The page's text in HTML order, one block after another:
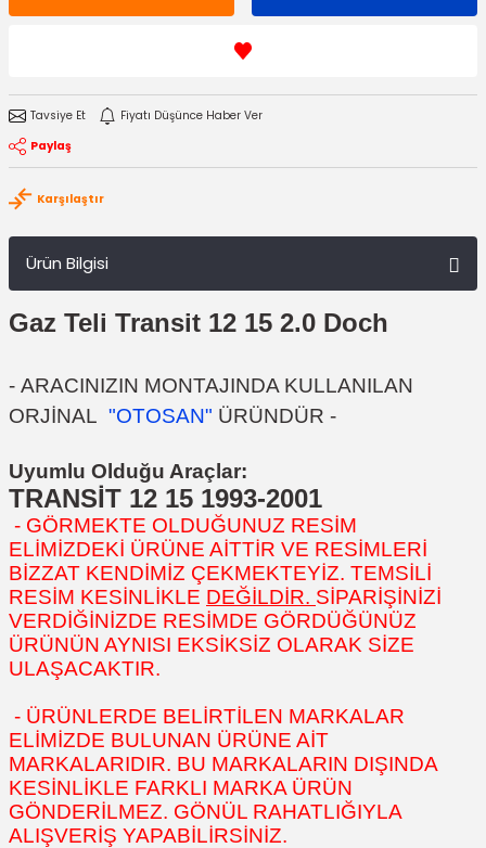
Tavsiye Et
Fiyatı Düşünce Haber Ver
Paylaş
Karşılaştır
Ürün Bilgisi
Gaz Teli Transit 12 15 2.0 Doch
- ARACINIZIN MONTAJINDA KULLANILAN
ORJİNAL "OTOSAN" ÜRÜNDÜR -
Uyumlu Olduğu Araçlar:
TRANSİT 12 15 1993-2001
- GÖRMEKTE OLDUĞUNUZ RESİM
ELİMİZDEKİ ÜRÜNE AİTTİR VE RESİMLERİ
BİZZAT KENDİMİZ ÇEKMEKTEYİZ. TEMSİLİ
RESİM KESİNLİKLE DEĞİLDİR. SİPARİŞİNİZİ
VERDİĞİNİZDE RESİMDE GÖRDÜĞÜNÜZ
ÜRÜNÜN AYNISI EKSİKSİZ OLARAK SİZE
ULAŞACAKTIR.
- ÜRÜNLERDE BELİRTİLEN MARKALAR
ELİMİZDE BULUNAN ÜRÜNE AİT
MARKALARIDIR. BU MARKALARIN DIŞINDA
KESİNLİKLE FARKLI MARKA ÜRÜN
GÖNDERİLMEZ. GÖNÜL RAHATLIĞIYLA
ALIŞVERİŞ YAPABİLİRSİNİZ.